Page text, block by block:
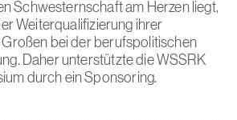
Schwesternschaft am Herzen liegt,
Weiterqualifizierung ihrer
bei der berufspolitischen
Daher unterstützte die WSSRK
durch ein Sponsoring.